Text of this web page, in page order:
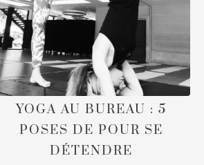
YOGA AU BUREAU : 5
POSES DE POUR SE
DÉTENDRE